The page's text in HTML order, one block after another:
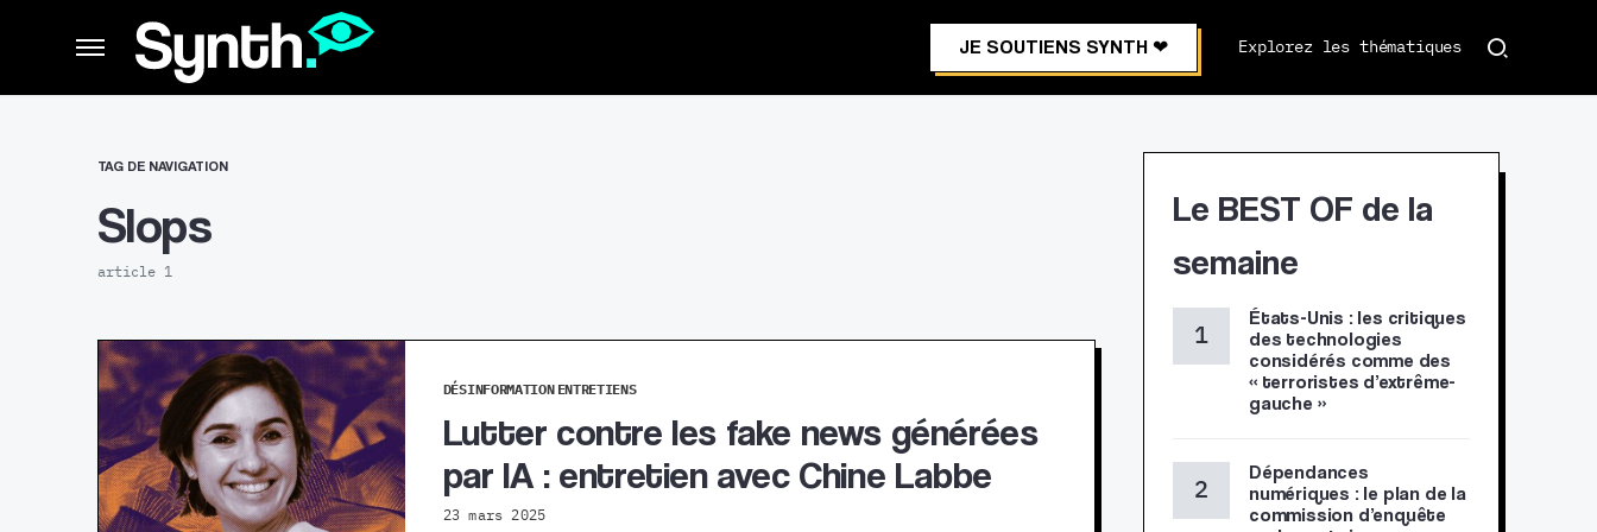
JE SOUTIENS SYNTH ❤︎ Explorez les thématiques
TAG DE NAVIGATION
Slops
article 1
DÉSINFORMATION ENTRETIENS
Lutter contre les fake news générées
par IA : entretien avec Chine Labbe
23 mars 2025
Le BEST OF de la
semaine
États-Unis : les critiques
des technologies
considérés comme des
« terroristes d’extrême-
gauche »
Dépendances
numériques : le plan de la
commission d’enquête